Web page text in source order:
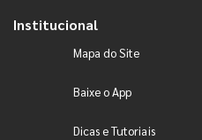
Institucional
Mapa do Site
Baixe o App
Dicas e Tutoriais